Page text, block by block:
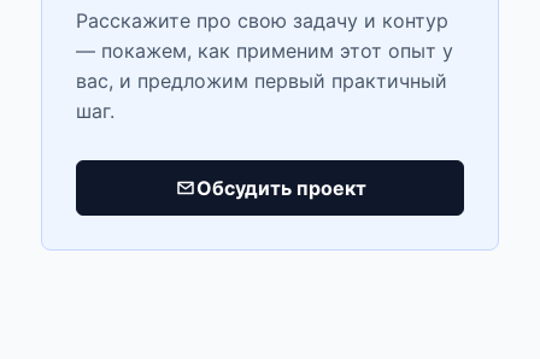
Расскажите про свою задачу и контур
— покажем, как применим этот опыт у
вас, и предложим первый практичный
шаг.
Обсудить проект